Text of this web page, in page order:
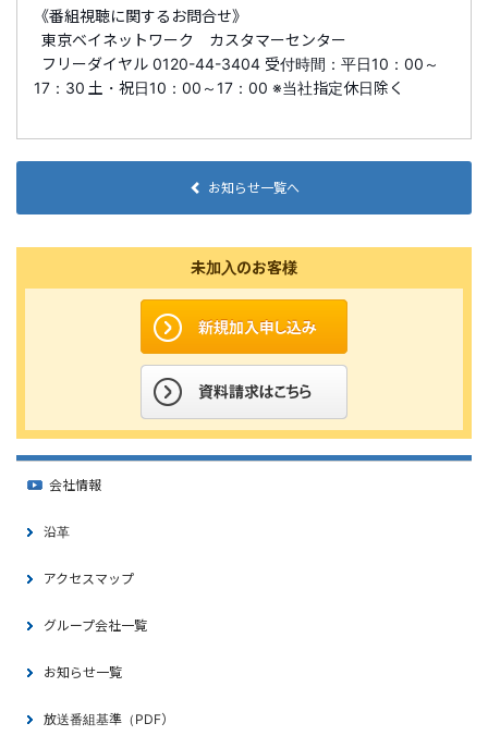
《番組視聴に関するお問合せ》
東京ベイネットワーク カスタマーセンター
フリーダイヤル 0120-44-3404 受付時間：平日10：00～
17：30 土・祝日10：00～17：00 ※当社指定休日除く
お知らせ一覧へ
未加入のお客様
会社情報
沿革
アクセスマップ
グループ会社一覧
お知らせ一覧
放送番組基準（PDF）